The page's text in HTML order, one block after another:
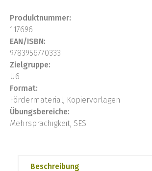
Produktnummer:
117696
EAN/ISBN:
9783956770333
Zielgruppe:
U6
Format:
Fördermaterial, Kopiervorlagen
Übungsbereiche:
Mehrsprachigkeit, SES
Beschreibung